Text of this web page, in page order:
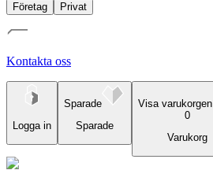
Företag Privat
Kontakta oss
Logga in
Sparade
Sparade
Visa varukorgen
0
Varukorg